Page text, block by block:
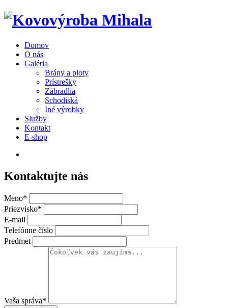
Domov
O nás
Galéria
Brány a ploty
Prístrešky
Zábradlia
Schodiská
Iné výrobky
Služby
Kontakt
E-shop
Kontaktujte nás
Meno*
Priezvisko*
E-mail
Telefónne číslo
Predmet
Vaša správa*